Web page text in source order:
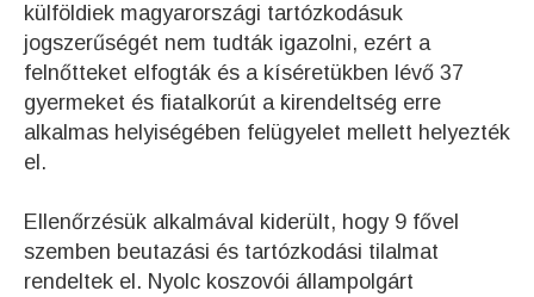
külföldiek magyarországi tartózkodásuk
jogszerűségét nem tudták igazolni, ezért a
felnőtteket elfogták és a kíséretükben lévő 37
gyermeket és fiatalkorút a kirendeltség erre
alkalmas helyiségében felügyelet mellett helyezték
el.
Ellenőrzésük alkalmával kiderült, hogy 9 fővel
szemben beutazási és tartózkodási tilalmat
rendeltek el. Nyolc koszovói állampolgárt